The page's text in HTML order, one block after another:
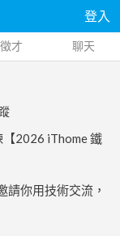
登入
徵才 聊天
2026 iThome 鐵
你用技術交流，